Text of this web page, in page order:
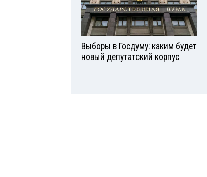
Выборы в Госдуму: каким будет
новый депутатский корпус